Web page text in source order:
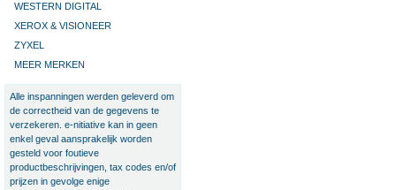
WESTERN DIGITAL
XEROX & VISIONEER
ZYXEL
MEER MERKEN
Alle inspanningen werden geleverd om
de correctheid van de gegevens te
verzekeren. e-nitiative kan in geen
enkel geval aansprakelijk worden
gesteld voor foutieve
productbeschrijvingen, tax codes en/of
prijzen in gevolge enige